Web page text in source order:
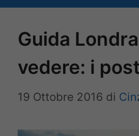
Guida
vedere: i
19 Ottobre 2016 di